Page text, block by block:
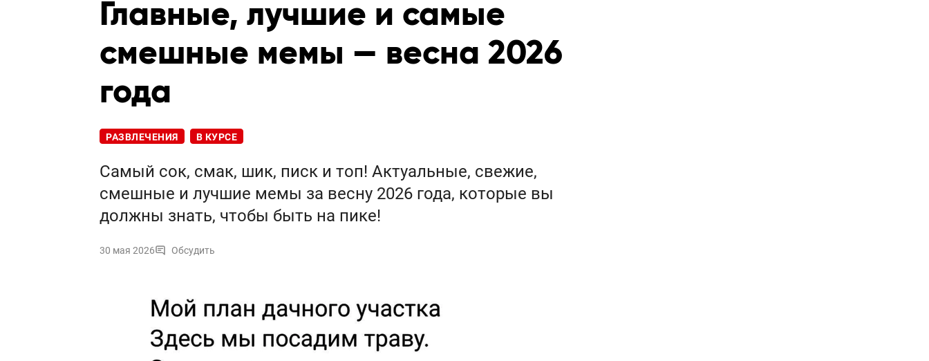
Главные, лучшие и самые
смешные мемы — весна 2026
года
РАЗВЛЕЧЕНИЯ В КУРСЕ
Самый сок, смак, шик, писк и топ! Актуальные, свежие,
смешные и лучшие мемы за весну 2026 года, которые вы
должны знать, чтобы быть на пике!
30 мая 2026 Обсудить